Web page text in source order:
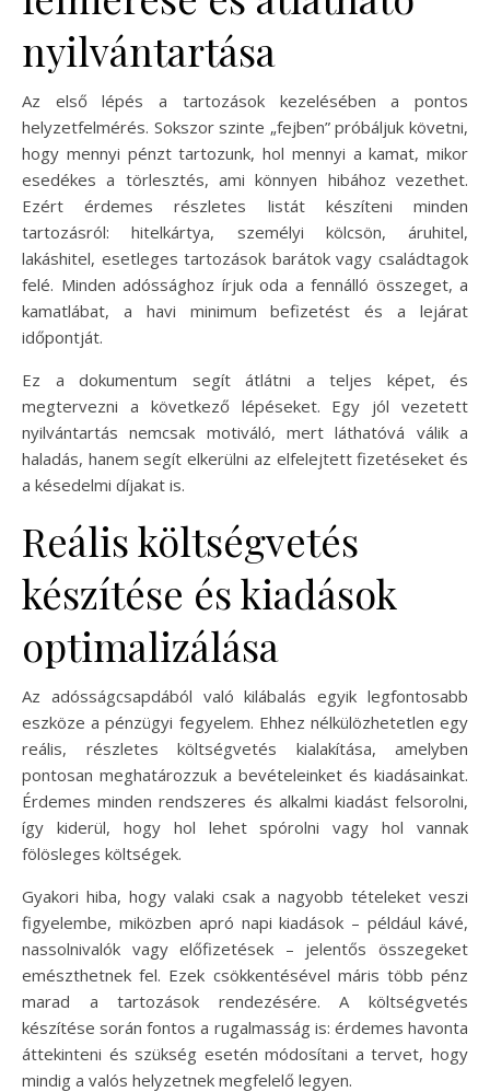
nyilvántartása
Az első lépés a tartozások kezelésében a pontos
helyzetfelmérés. Sokszor szinte „fejben” próbáljuk követni,
hogy mennyi pénzt tartozunk, hol mennyi a kamat, mikor
esedékes a törlesztés, ami könnyen hibához vezethet.
Ezért érdemes részletes listát készíteni minden
tartozásról: hitelkártya, személyi kölcsön, áruhitel,
lakáshitel, esetleges tartozások barátok vagy családtagok
felé. Minden adóssághoz írjuk oda a fennálló összeget, a
kamatlábat, a havi minimum befizetést és a lejárat
időpontját.
Ez a dokumentum segít átlátni a teljes képet, és
megtervezni a következő lépéseket. Egy jól vezetett
nyilvántartás nemcsak motiváló, mert láthatóvá válik a
haladás, hanem segít elkerülni az elfelejtett fizetéseket és
a késedelmi díjakat is.
Reális költségvetés
készítése és kiadások
optimalizálása
Az adósságcsapdából való kilábalás egyik legfontosabb
eszköze a pénzügyi fegyelem. Ehhez nélkülözhetetlen egy
reális, részletes költségvetés kialakítása, amelyben
pontosan meghatározzuk a bevételeinket és kiadásainkat.
Érdemes minden rendszeres és alkalmi kiadást felsorolni,
így kiderül, hogy hol lehet spórolni vagy hol vannak
fölösleges költségek.
Gyakori hiba, hogy valaki csak a nagyobb tételeket veszi
figyelembe, miközben apró napi kiadások – például kávé,
nassolnivalók vagy előfizetések – jelentős összegeket
emészthetnek fel. Ezek csökkentésével máris több pénz
marad a tartozások rendezésére. A költségvetés
készítése során fontos a rugalmasság is: érdemes havonta
áttekinteni és szükség esetén módosítani a tervet, hogy
mindig a valós helyzetnek megfelelő legyen.